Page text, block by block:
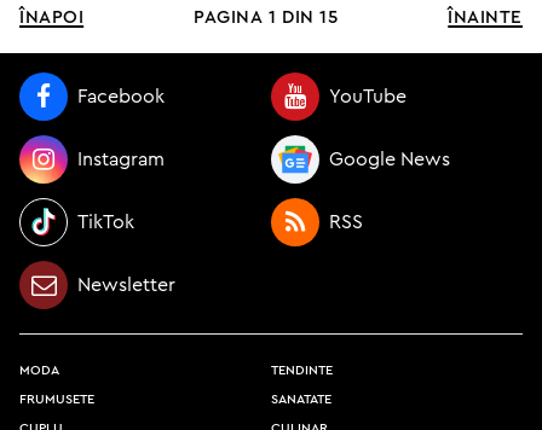
înapoi pagina 1 din15 înainte
Facebook YouTube
Instagram Google News
TikTok RSS
Newsletter
moda
tendinte
frumusete
sanatate
cuplu
culinar